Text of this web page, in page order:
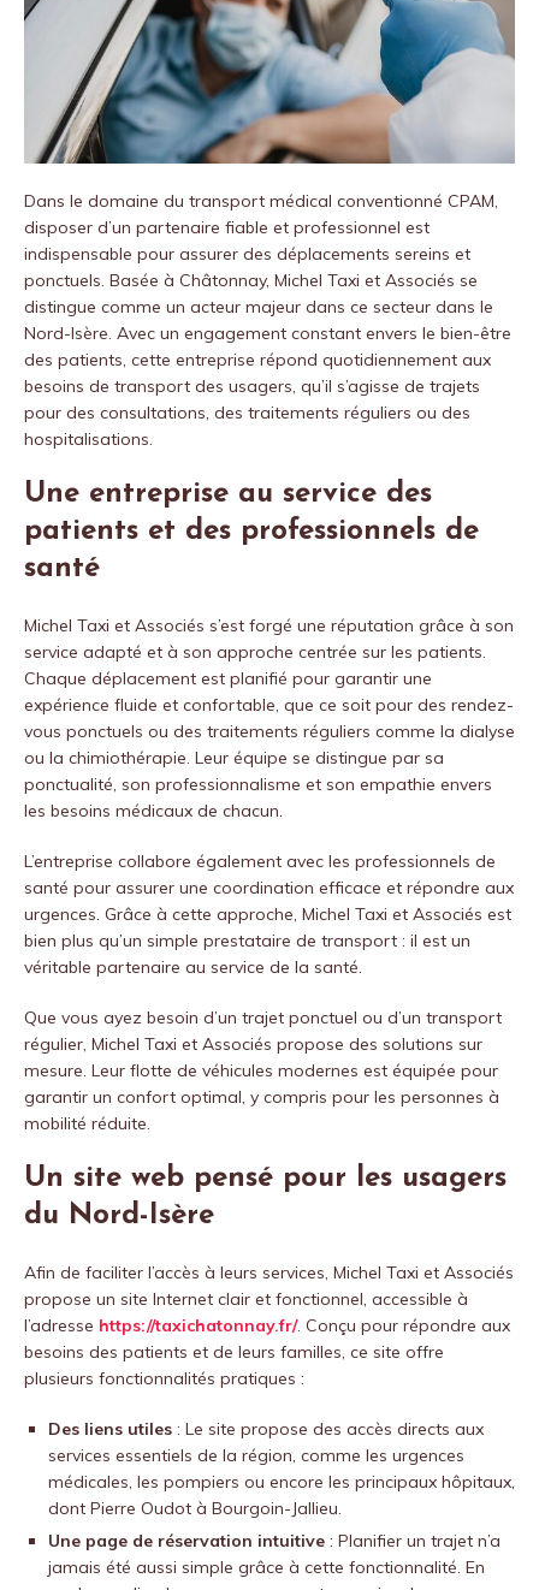
Dans le domaine du transport médical conventionné CPAM,
disposer d’un partenaire fiable et professionnel est
indispensable pour assurer des déplacements sereins et
ponctuels. Basée à Châtonnay, Michel Taxi et Associés se
distingue comme un acteur majeur dans ce secteur dans le
Nord-Isère. Avec un engagement constant envers le bien-être
des patients, cette entreprise répond quotidiennement aux
besoins de transport des usagers, qu’il s’agisse de trajets
pour des consultations, des traitements réguliers ou des
hospitalisations.
Une entreprise au service des
patients et des professionnels de
santé
Michel Taxi et Associés s’est forgé une réputation grâce à son
service adapté et à son approche centrée sur les patients.
Chaque déplacement est planifié pour garantir une
expérience fluide et confortable, que ce soit pour des rendez-
vous ponctuels ou des traitements réguliers comme la dialyse
ou la chimiothérapie. Leur équipe se distingue par sa
ponctualité, son professionnalisme et son empathie envers
les besoins médicaux de chacun.
L’entreprise collabore également avec les professionnels de
santé pour assurer une coordination efficace et répondre aux
urgences. Grâce à cette approche, Michel Taxi et Associés est
bien plus qu’un simple prestataire de transport : il est un
véritable partenaire au service de la santé.
Que vous ayez besoin d’un trajet ponctuel ou d’un transport
régulier, Michel Taxi et Associés propose des solutions sur
mesure. Leur flotte de véhicules modernes est équipée pour
garantir un confort optimal, y compris pour les personnes à
mobilité réduite.
Un site web pensé pour les usagers
du Nord-Isère
Afin de faciliter l’accès à leurs services, Michel Taxi et Associés
propose un site Internet clair et fonctionnel, accessible à
l’adresse https://taxichatonnay.fr/. Conçu pour répondre aux
besoins des patients et de leurs familles, ce site offre
plusieurs fonctionnalités pratiques :
Des liens utiles : Le site propose des accès directs aux
services essentiels de la région, comme les urgences
médicales, les pompiers ou encore les principaux hôpitaux,
dont Pierre Oudot à Bourgoin-Jallieu.
Une page de réservation intuitive : Planifier un trajet n’a
jamais été aussi simple grâce à cette fonctionnalité. En